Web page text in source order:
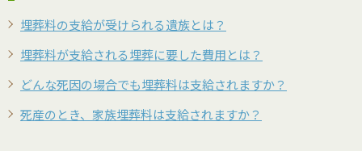
埋葬料の支給が受けられる遺族とは？
埋葬料が支給される埋葬に要した費用とは？
どんな死因の場合でも埋葬料は支給されますか？
死産のとき、家族埋葬料は支給されますか？